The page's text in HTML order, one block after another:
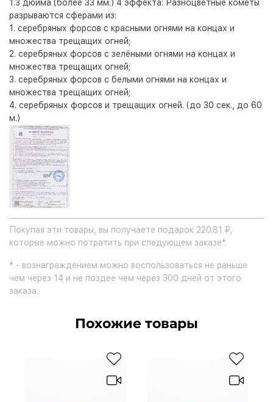
1.3 дюйма (более 33 мм.) 4 эффекта: Разноцветные кометы
разрываются сферами из:
1. серебряных форсов с красными огнями на концах и
множества трещащих огней;
2. серебряных форсов с зелёными огнями на концах и
множества трещащих огней;
3. серебряных форсов с белыми огнями на концах и
множества трещащих огней;
4. серебряных форсов и трещащих огней. (до 30 сек., до 60
м.)
Покупая эти товары, вы получаете подарок 220.81 ₽,
которые можно потратить при следующем заказе*.
* - вознаграждением можно воспользоваться не раньше
чем через 14 и не поздее чем через 300 дней от этого
заказа.
Похожие товары